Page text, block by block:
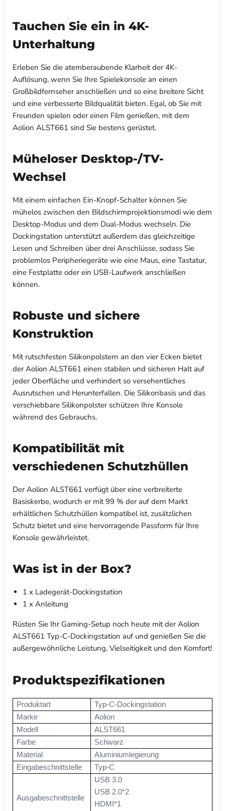
Tauchen Sie ein in 4K-
Unterhaltung
Erleben Sie die atemberaubende Klarheit der 4K-
Auflösung, wenn Sie Ihre Spielekonsole an einen
Großbildfernseher anschließen und so eine breitere Sicht
und eine verbesserte Bildqualität bieten. Egal, ob Sie mit
Freunden spielen oder einen Film genießen, mit dem
Aolion ALST661 sind Sie bestens gerüstet.
Müheloser Desktop-/TV-
Wechsel
Mit einem einfachen Ein-Knopf-Schalter können Sie
mühelos zwischen den Bildschirmprojektionsmodi wie dem
Desktop-Modus und dem Dual-Modus wechseln. Die
Dockingstation unterstützt außerdem das gleichzeitige
Lesen und Schreiben über drei Anschlüsse, sodass Sie
problemlos Peripheriegeräte wie eine Maus, eine Tastatur,
eine Festplatte oder ein USB-Laufwerk anschließen
können.
Robuste und sichere
Konstruktion
Mit rutschfesten Silikonpolstern an den vier Ecken bietet
der Aolion ALST661 einen stabilen und sicheren Halt auf
jeder Oberfläche und verhindert so versehentliches
Ausrutschen und Herunterfallen. Die Silikonbasis und das
verschiebbare Silikonpolster schützen Ihre Konsole
während des Gebrauchs.
Kompatibilität mit
verschiedenen Schutzhüllen
Der Aolion ALST661 verfügt über eine verbreiterte
Basiskerbe, wodurch er mit 99 % der auf dem Markt
erhältlichen Schutzhüllen kompatibel ist, zusätzlichen
Schutz bietet und eine hervorragende Passform für Ihre
Konsole gewährleistet.
Was ist in der Box?
1 x Ladegerät-Dockingstation
1 x Anleitung
Rüsten Sie Ihr Gaming-Setup noch heute mit der Aolion
ALST661 Typ-C-Dockingstation auf und genießen Sie die
außergewöhnliche Leistung, Vielseitigkeit und den Komfort!
Produktspezifikationen
Produktart
Typ-C-Dockingstation
Marke
Aolion
Modell
ALST661
Farbe
Schwarz
Material
Aluminiumlegierung
Eingabeschnittstelle
Typ-C
Ausgabeschnittstelle
USB 3.0
USB 2.0*2
HDMI*1